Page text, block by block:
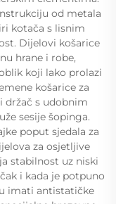
od metala
kotača s lisnim
Dijelovi košarice
hrane i robe,
koji lako prolazi
košarice za
držač s udobnim
sesije šopinga.
poput sjedala za
za osjetljive
stabilnost uz niski
i kada je potpuno
imati antistatičke